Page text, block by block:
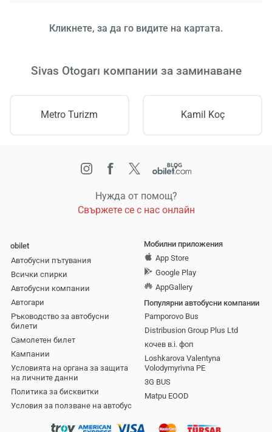
Кликнете, за да го видите на картата.
Sivas Otogarı компании за заминаване
Metro Turizm Kamil Koç
Нужда от помощ?
Свържете се с нас онлайн
obilet
Автобусни пътувания
Всички спирки
Автобусни компании
Aвтогари
Ръководство за автобусни
билети
Самолетен билет
Кампании
Условията на органа за защита
на личните данни
Политика за бисквитки
Условия за ползване на автобус
Мобилни приложения
App Store
Google Play
AppGallery
Популярни автобусни компании
Pamporovo Bus
Distribusion Group Plus Ltd
кочев в.і. фоп
Loshkarova Valentyna
Volodymyrivna PE
3G BUS
Matpu EOOD